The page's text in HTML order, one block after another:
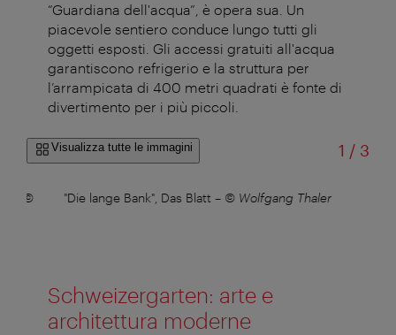
“Guardiana dell'acqua”, è opera sua. Un
piacevole sentiero conduce lungo tutti gli
oggetti esposti. Gli accessi gratuiti all'acqua
garantiscono refrigerio e la struttura per
l’arrampicata di 400 metri quadrati è fonte di
divertimento per i più piccoli.
Visualizza tutte le immagini 1 /di
3
© "Die lange Bank", Das Blatt – © Wolfgang Thaler
Schweizergarten: arte e
architettura moderne